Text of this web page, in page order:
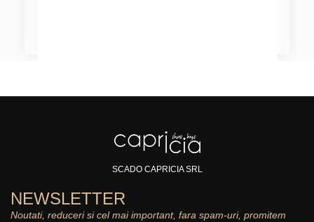
SCADO CAPRICIA SRL
NEWSLETTER
Noutati, reduceri si cel mai important, fara spam-uri, promitem